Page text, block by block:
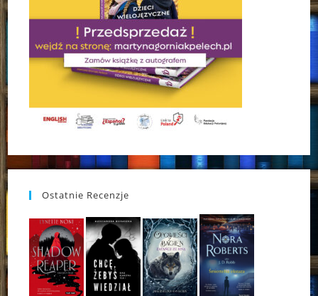
Ostatnie Recenzje